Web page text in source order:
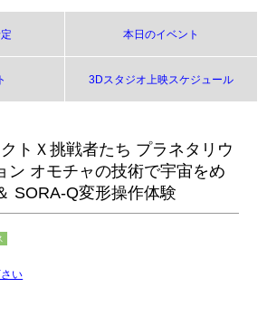
本日のイベント
3Dスタジオ上映スケジュール
クトＸ挑戦者たち プラネタリウ
ン オモチャの技術で宇宙をめ
SORA-Q変形操作体験
い